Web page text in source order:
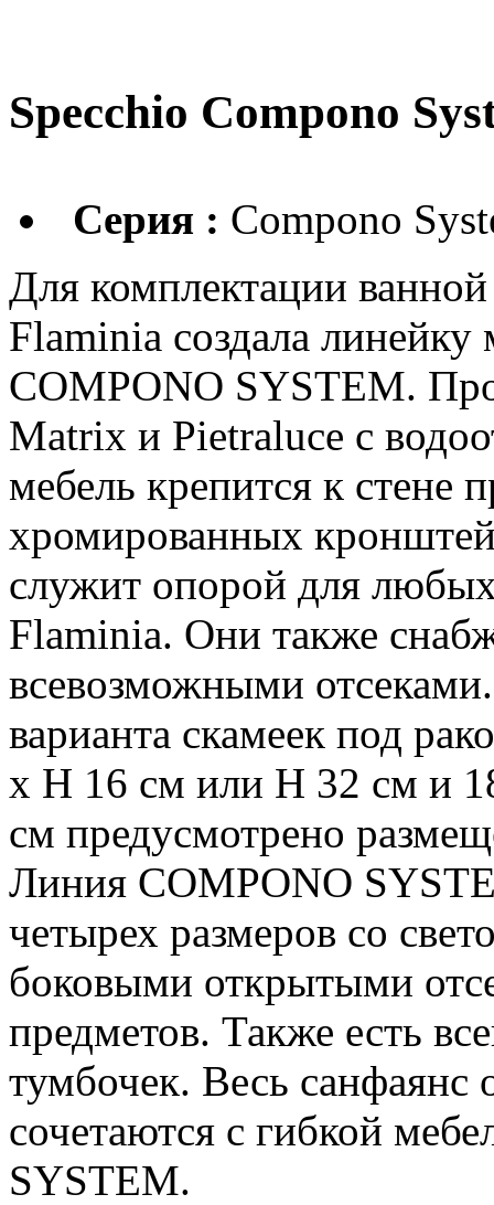
Specchio Compono
Серия : Compono
Для комплектации ванной
Flaminia создала
COMPONO SYSTEM.
Matrix и Pietraluce с
мебель крепится к стене
хромированных
служит опорой для
Flaminia. Они также
всевозможными
варианта скамеек под
х H 16 см или H 32 см и
см предусмотрено
Линия COMPONO
четырех размеров со
боковыми открытыми
предметов. Также есть
тумбочек. Весь санфаянс
сочетаются с гибкой
SYSTEM.